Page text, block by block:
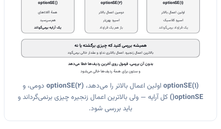
optionSE(1)
اولین اعمال بالاتر
اسپرد کلاسیک
یک قرارداد برمی‌گرداند
optionSE(2)
دومین اعمال بالاتر
اسپرد پهن‌تر
باز هم یک قرارداد
optionSE()
همهٔ callهای
هم‌سررسید
یک آرایه برمی‌گرداند
همیشه بررسی کنید که چیزی برگشته یا نه
بالاترین اعمال زنجیره، اعمال بالاتری ندارد و مقدار خالی برمی‌گردد
بدون آن بررسی، فرمول روی آخرین ردیف‌ها خطا می‌دهد
و ستون برای همهٔ ردیف‌ها خالی می‌شود
optionSE(1)اولین اعمال بالاتر را می‌دهد، optionSE(2) دومی، و
optionSE()
کل آرایه — ولی بالاترین اعمال زنجیره چیزی برنمی‌گرداند و
باید بررسی شود.